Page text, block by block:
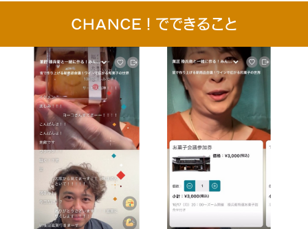
CHANCE！でできること